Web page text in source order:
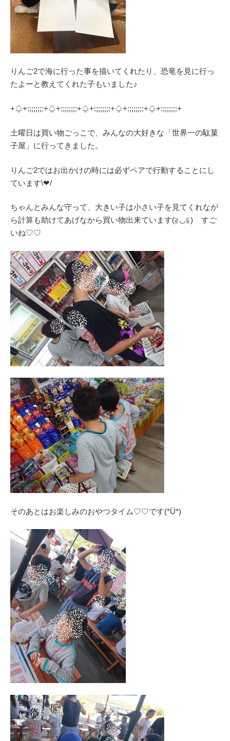
りんご2で海に行った事を描いてくれたり、恐竜を見に行っ
たよーと教えてくれた子もいました♪
+♤+:;;;;;;:+♤+:;;;;;;:+♤+:;;;;;;:+♤+:;;;;;;:+♤+:;;;;;;:+
土曜日は買い物ごっこで、みんなの大好きな「世界一の駄菓
子屋」に行ってきました。
りんご2ではお出かけの時には必ずペアで行動することにし
ています\❤︎/
ちゃんとみんな守って、大きい子は小さい子を見てくれなが
ら計算も助けてあげなから買い物出来ています(≧◡≦) すご
いね♡♡
そのあとはお楽しみのおやつタイム♡♡です(*Ü*)